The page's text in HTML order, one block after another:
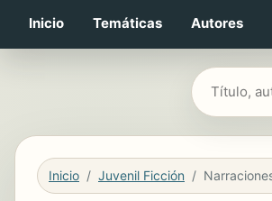
Inicio Temáticas Autores
Buscar libros
Inicio Juvenil Ficción